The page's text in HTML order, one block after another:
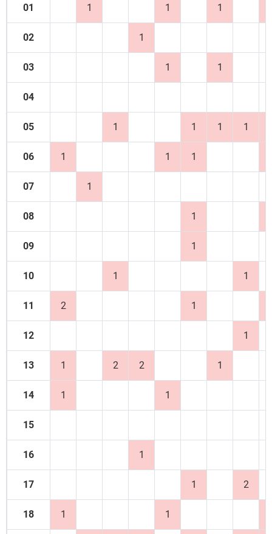
01 1 1 1
02 1
03 1 1
04
05 1 1 1 1
06 1 1 1
07 1
08 1
09 1
10 1 1
11 2 1
12 1
13 1 2 2 1
14 1 1
15
16 1
17 1 2
18 1 1